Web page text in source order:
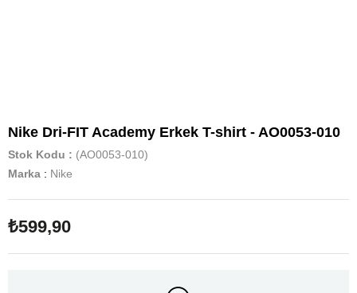
Nike Dri-FIT Academy Erkek T-shirt - AO0053-010
Stok Kodu
(AO0053-010)
Marka : Nike
₺599,90